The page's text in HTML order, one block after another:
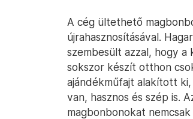
A cég ültethető
újrahasznosításával.
szembesült azzal, hogy
sokszor készít otthon
ajándékműfajt alakított
van, hasznos és szép is.
magbonbonokat